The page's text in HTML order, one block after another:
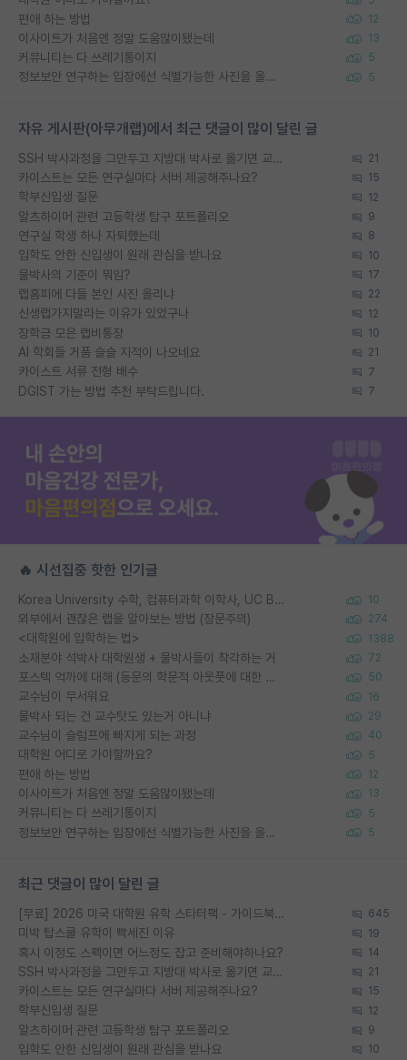
편애 하는 방법 12
이사이트가 처음엔 정말 도움많이됐는데 13
커뮤니티는 다 쓰레기통이지 5
정보보안 연구하는 입장에선 식별가능한 사진을 올리는건 비추이긴함 5
자유 게시판(아무개랩)에서 최근 댓글이 많이 달린 글
SSH 박사과정을 그만두고 지방대 박사로 옮기면 교수의 꿈은 끝일까요? 21
카이스트는 모든 연구실마다 서버 제공해주나요? 15
학부신입생 질문 12
알츠하이머 관련 고등학생 탐구 포트폴리오 9
연구실 학생 하나 자퇴했는데 8
입학도 안한 신입생이 원래 관심을 받나요 10
물박사의 기준이 뭐임? 17
랩홈피에 다들 본인 사진 올리냐 22
신생랩가지말라는 이유가 있었구나 12
장학금 모은 랩비통장 10
AI 학회들 거품 슬슬 지적이 나오네요 21
카이스트 서류 전형 배수 7
DGIST 가는 방법 추천 부탁드립니다. 7
🔥 시선집중 핫한 인기글
Korea University 수학, 컴퓨터과학 이학사, UC Berkeley 산업공학 대학원 공학박사가 되는 것은 쉽지 않겠죠? 10
외부에서 괜찮은 랩을 알아보는 방법 (장문주의) 274
<대학원에 입학하는 법> 1388
소재분야 석박사 대학원생 + 물박사들이 착각하는 거 72
포스텍 억까에 대해 (동문의 학문적 아웃풋에 대한 반박) 50
교수님이 무서워요 16
물박사 되는 건 교수탓도 있는거 아니냐 29
교수님이 슬럼프에 빠지게 되는 과정 40
대학원 어디로 가야할까요? 5
편애 하는 방법 12
이사이트가 처음엔 정말 도움많이됐는데 13
커뮤니티는 다 쓰레기통이지 5
정보보안 연구하는 입장에선 식별가능한 사진을 올리는건 비추이긴함 5
최근 댓글이 많이 달린 글
[무료] 2026 미국 대학원 유학 스타터팩 - 가이드북 & 합격자 컨택메일 템플릿 645
미박 탑스쿨 유학이 빡세진 이유 19
혹시 이정도 스펙이면 어느정도 잡고 준비해야하나요? 14
SSH 박사과정을 그만두고 지방대 박사로 옮기면 교수의 꿈은 끝일까요? 21
카이스트는 모든 연구실마다 서버 제공해주나요? 15
학부신입생 질문 12
알츠하이머 관련 고등학생 탐구 포트폴리오 9
입학도 안한 신입생이 원래 관심을 받나요 10